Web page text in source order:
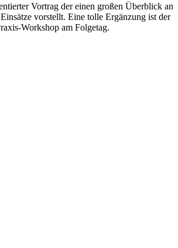
Vortrag der einen großen Überblick an
vorstellt. Eine tolle Ergänzung ist der
Workshop am Folgetag.